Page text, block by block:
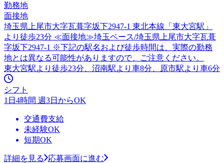
勤務地
面接地
埼玉県上尾市大字瓦葺字坂下2947-1 東北本線「東大宮駅」
より徒歩23分 ≪面接地≫埼玉ベース/埼玉県上尾市大字瓦葺
字坂下2947-1 ※下記の駅名および徒歩時間は、実際の勤務
地とは異なる可能性がありますので、ご注意ください。
東大宮駅より徒歩23分、沼南駅より車8分、原市駅より車6分
シフト
1日4時間 週3日からOK
交通費支給
未経験OK
短期OK
詳細を見る 応募画面に進む